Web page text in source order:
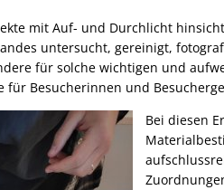
mit Auf- und Durchlicht
untersucht, gereinigt,
für solche wichtigen und
für Besucherinnen und
Bei diesen